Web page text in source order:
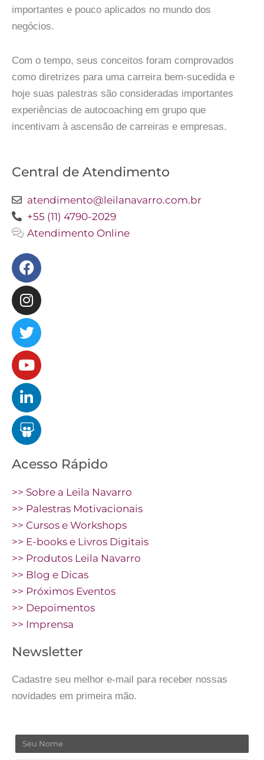
importantes e pouco aplicados no mundo dos
negócios.
Com o tempo, seus conceitos foram comprovados
como diretrizes para uma carreira bem-sucedida e
hoje suas palestras são consideradas importantes
experiências de autocoaching em grupo que
incentivam à ascensão de carreiras e empresas.
Central de Atendimento
atendimento@leilanavarro.com.br
+55 (11) 4790-2029
Atendimento Online
Facebook
Instagram
Twitter
Youtube
Linkedin
Slideshare
Acesso Rápido
>> Sobre a Leila Navarro
>> Palestras Motivacionais
>> Cursos e Workshops
>> E-books e Livros Digitais
>> Produtos Leila Navarro
>> Blog e Dicas
>> Próximos Eventos
>> Depoimentos
>> Imprensa
Newsletter
Cadastre seu melhor e-mail para receber nossas
novidades em primeira mão.
Nome